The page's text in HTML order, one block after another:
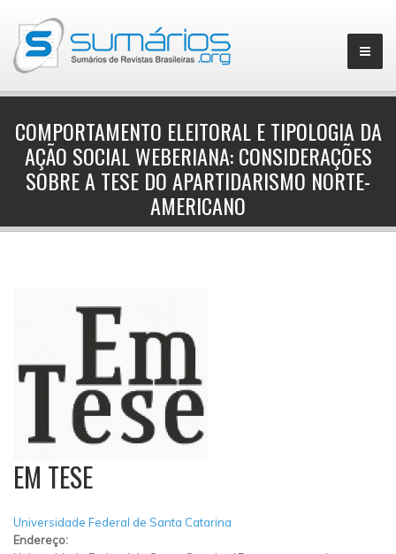
▼
COMPORTAMENTO ELEITORAL E TIPOLOGIA DA
AÇÃO SOCIAL WEBERIANA: CONSIDERAÇÕES
SOBRE A TESE DO APARTIDARISMO NORTE-
AMERICANO
EM TESE
Universidade Federal de Santa Catarina
Endereço: